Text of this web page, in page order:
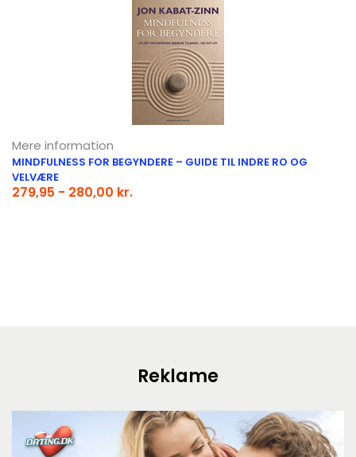
Mere information
MINDFULNESS FOR BEGYNDERE – GUIDE TIL INDRE RO OG
VELVÆRE
279,95 - 280,00 kr.
Reklame